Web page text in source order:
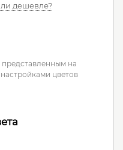
дешевле?
представленным на
цветов